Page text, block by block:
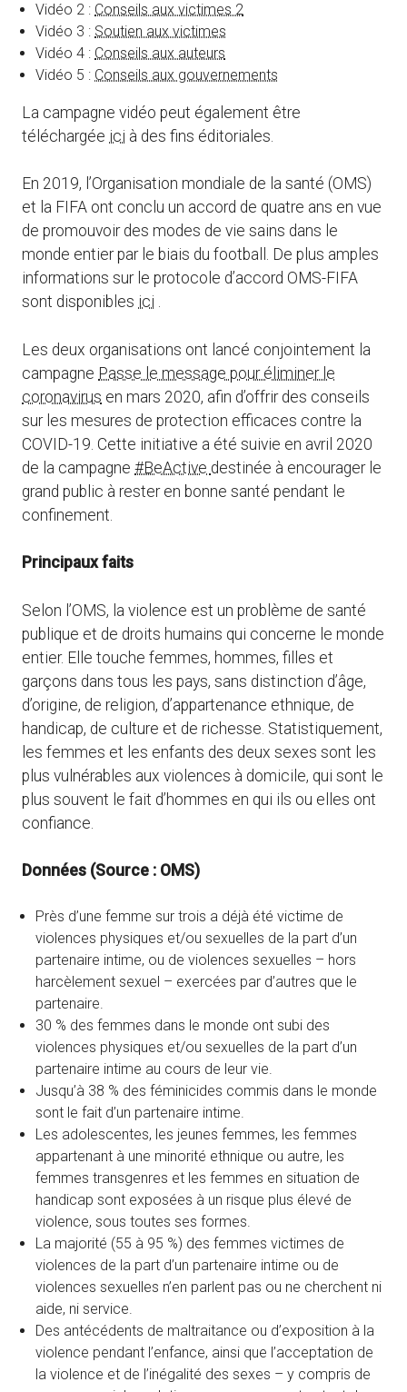
Vidéo 2 : Conseils aux victimes 2
Vidéo 3 : Soutien aux victimes
Vidéo 4 : Conseils aux auteurs
Vidéo 5 : Conseils aux gouvernements
La campagne vidéo peut également être
téléchargée ici à des fins éditoriales.
En 2019, l’Organisation mondiale de la santé (OMS)
et la FIFA ont conclu un accord de quatre ans en vue
de promouvoir des modes de vie sains dans le
monde entier par le biais du football. De plus amples
informations sur le protocole d’accord OMS-FIFA
sont disponibles ici .
Les deux organisations ont lancé conjointement la
campagne Passe le message pour éliminer le
coronavirus en mars 2020, afin d’offrir des conseils
sur les mesures de protection efficaces contre la
COVID-19. Cette initiative a été suivie en avril 2020
de la campagne #BeActive destinée à encourager le
grand public à rester en bonne santé pendant le
confinement.
Principaux faits
Selon l’OMS, la violence est un problème de santé
publique et de droits humains qui concerne le monde
entier. Elle touche femmes, hommes, filles et
garçons dans tous les pays, sans distinction d’âge,
d’origine, de religion, d’appartenance ethnique, de
handicap, de culture et de richesse. Statistiquement,
les femmes et les enfants des deux sexes sont les
plus vulnérables aux violences à domicile, qui sont le
plus souvent le fait d’hommes en qui ils ou elles ont
confiance.
Données (Source : OMS)
Près d’une femme sur trois a déjà été victime de
violences physiques et/ou sexuelles de la part d’un
partenaire intime, ou de violences sexuelles – hors
harcèlement sexuel – exercées par d’autres que le
partenaire.
30 % des femmes dans le monde ont subi des
violences physiques et/ou sexuelles de la part d’un
partenaire intime au cours de leur vie.
Jusqu’à 38 % des féminicides commis dans le monde
sont le fait d’un partenaire intime.
Les adolescentes, les jeunes femmes, les femmes
appartenant à une minorité ethnique ou autre, les
femmes transgenres et les femmes en situation de
handicap sont exposées à un risque plus élevé de
violence, sous toutes ses formes.
La majorité (55 à 95 %) des femmes victimes de
violences de la part d’un partenaire intime ou de
violences sexuelles n’en parlent pas ou ne cherchent ni
aide, ni service.
Des antécédents de maltraitance ou d’exposition à la
violence pendant l’enfance, ainsi que l’acceptation de
la violence et de l’inégalité des sexes – y compris de